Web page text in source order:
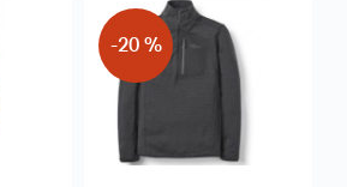
-20 %